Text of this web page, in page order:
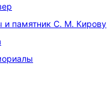
и памятник С. М. Кирову